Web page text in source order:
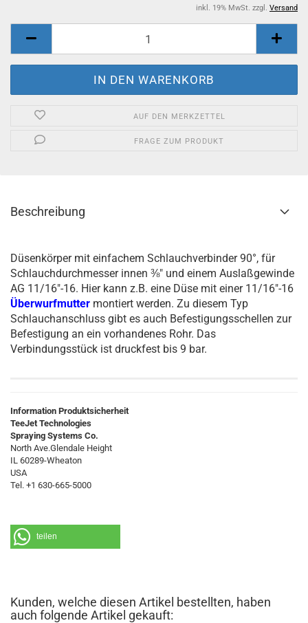
inkl. 19% MwSt. zzgl. Versand
AUF DEN MERKZETTEL
FRAGE ZUM PRODUKT
Beschreibung
Düsenkörper mit einfachem Schlauchverbinder 90°, für
Schlauchdurchmesser innen ⅜" und einem Auslaßgewinde
AG 11/16"-16. Hier kann z.B. eine Düse mit einer 11/16"-16
Überwurfmutter montiert werden. Zu diesem Typ
Schlauchanschluss gibt es auch Befestigungsschellen zur
Befestigung an ein vorhandenes Rohr. Das
Verbindungsstück ist druckfest bis 9 bar.
Information Produktsicherheit
TeeJet Technologies
Spraying Systems Co.
North Ave.Glendale Height
IL 60289-Wheaton
USA
Tel. +1 630-665-5000
teilen
Kunden, welche diesen Artikel bestellten, haben
auch folgende Artikel gekauft: